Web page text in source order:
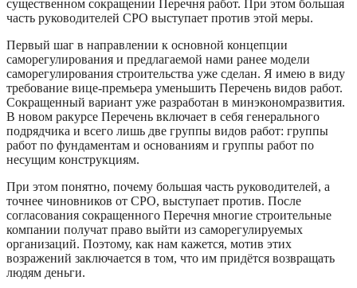
существенном сокращении Перечня работ. При этом большая
часть руководителей СРО выступает против этой меры.
Первый шаг в направлении к основной концепции
саморегулирования и предлагаемой нами ранее модели
саморегулирования строительства уже сделан. Я имею в виду
требование вице-премьера уменьшить Перечень видов работ.
Сокращенный вариант уже разработан в минэкономразвития.
В новом ракурсе Перечень включает в себя генерального
подрядчика и всего лишь две группы видов работ: группы
работ по фундаментам и основаниям и группы работ по
несущим конструкциям.
При этом понятно, почему большая часть руководителей, а
точнее чиновников от СРО, выступает против. После
согласования сокращенного Перечня многие строительные
компании получат право выйти из саморегулируемых
организаций. Поэтому, как нам кажется, мотив этих
возражений заключается в том, что им придётся возвращать
людям деньги.